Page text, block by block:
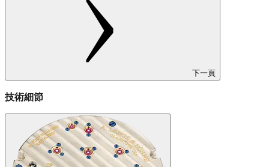
下一頁
技術細節